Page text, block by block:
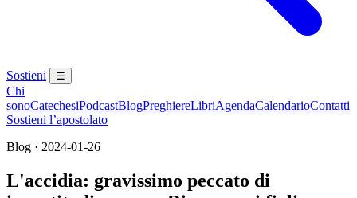
Sostieni ☰
Chi
sonoCatechesiPodcastBlogPreghiereLibriAgendaCalendarioContatti
Sostieni l’apostolato
Blog · 2024-01-26
L'accidia: gravissimo peccato di